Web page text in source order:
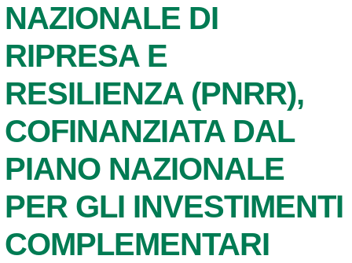
NAZIONALE DI
RIPRESA E
RESILIENZA (PNRR),
COFINANZIATA DAL
PIANO NAZIONALE
PER GLI INVESTIMENTI
COMPLEMENTARI